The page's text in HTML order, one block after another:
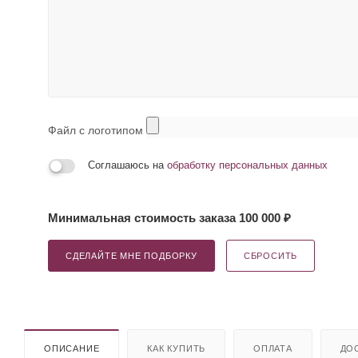
Файл с логотипом
Соглашаюсь на обработку персональных данных
Минимальная стоимость заказа 100 000 ₽
СДЕЛАЙТЕ МНЕ ПОДБОРКУ СБРОСИТЬ
ОПИСАНИЕ КАК КУПИТЬ ОПЛАТА